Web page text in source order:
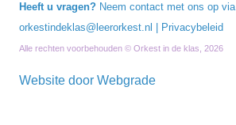
Heeft u vragen? Neem contact met ons op via
orkestindeklas@leerorkest.nl
Privacybeleid
Alle rechten voorbehouden © Orkest in de klas, 2026
Website door Webgrade